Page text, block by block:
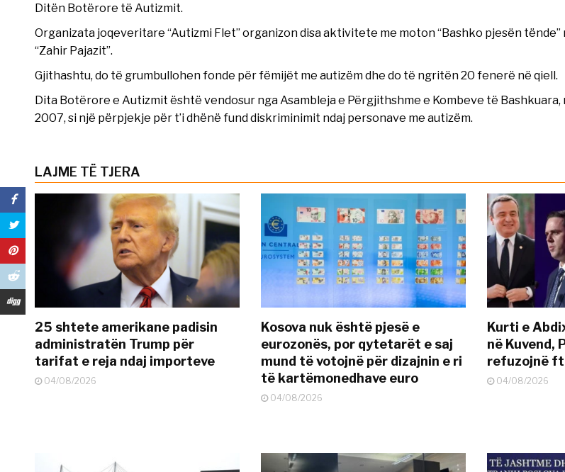
Ditën Botërore të Autizmit.
Organizata joqeveritare “Autizmi Flet” organizon disa aktivitete me moton “Bashko pjesën tënde”
“Zahir Pajazit”.
Gjithashtu, do të grumbullohen fonde për fëmijët me autizëm dhe do të ngritën 20 fenerë në qiell.
Dita Botërore e Autizmit është vendosur nga Asambleja e Përgjithshme e Kombeve të Bashkuara,
2007, si një përpjekje për t’i dhënë fund diskriminimit ndaj personave me autizëm.
LAJME TË TJERA
25 shtete amerikane padisin
administratën Trump për
tarifat e reja ndaj importeve
04/08/2026
Kosova nuk është pjesë e
eurozonës, por qytetarët e saj
mund të votojnë për dizajnin e ri
të kartëmonedhave euro
04/08/2026
Kurti e
në Kuvend,
refuzojnë
04/08/2026